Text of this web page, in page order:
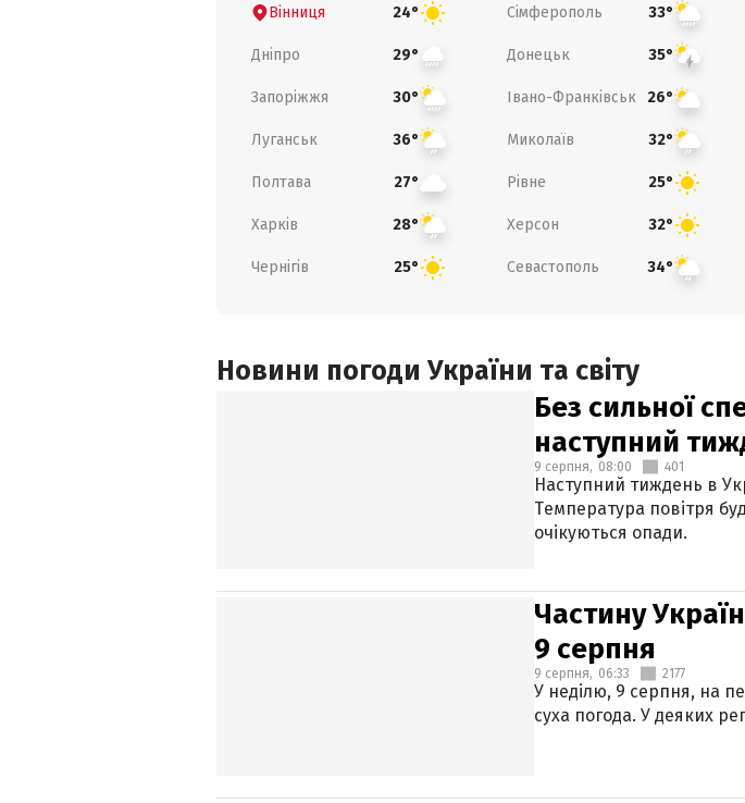
Вінниця 24° Сімферополь 33°
Дніпро 29° Донецьк 35°
Запоріжжя 30° Івано-Франківськ 26°
Луганськ 36° Миколаїв 32°
Полтава 27° Рівне 25°
Харків 28° Херсон 32°
Чернігів 25° Севастополь 34°
Новини погоди України та світу
Без сильної
наступний
9 серпня, 08:00 401
Наступний тиждень в
Температура повітря
очікуються опади.
Частину
9 серпня
9 серпня, 06:33 2177
У неділю, 9 серпня, на
суха погода. У деяких